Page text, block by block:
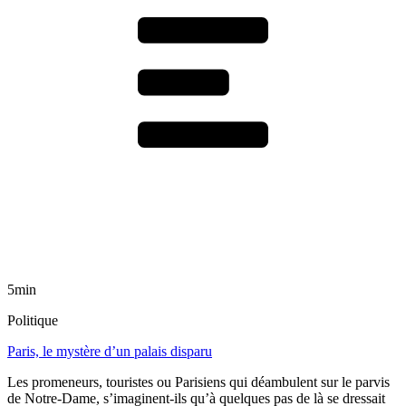
5min
Politique
Paris, le mystère d’un palais disparu
Les promeneurs, touristes ou Parisiens qui déambulent sur le parvis
de Notre-Dame, s’imaginent-ils qu’à quelques pas de là se dressait